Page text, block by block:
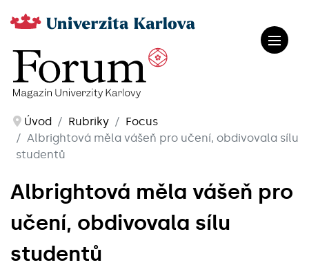
Úvod Rubriky
Focus
Albrightová měla vášeň pro učení, obdivovala sílu
studentů
Albrightová měla vášeň pro
učení, obdivovala sílu
studentů